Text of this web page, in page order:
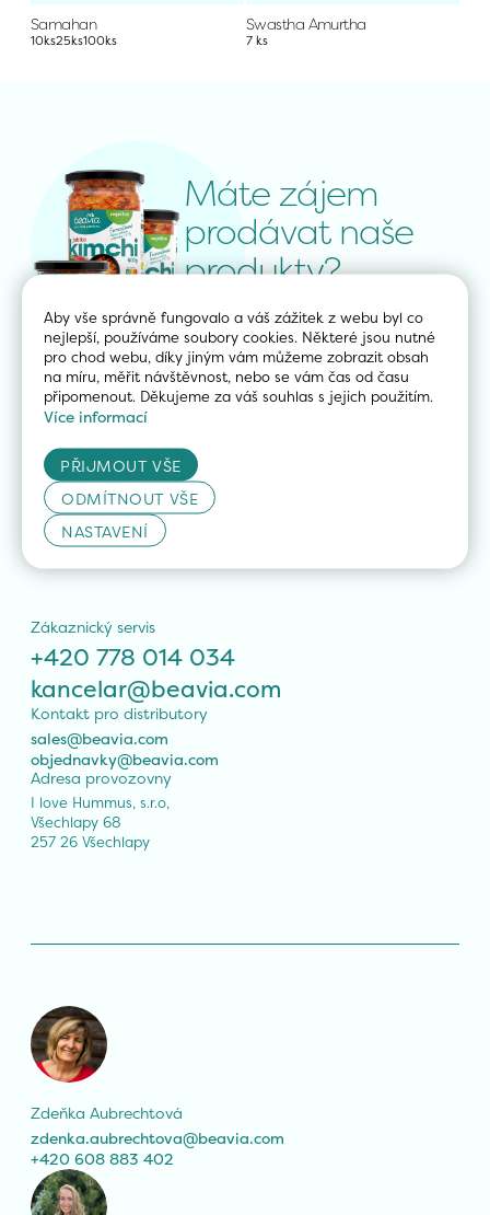
Aby vše správně fungovalo a váš zážitek z webu byl co
nejlepší, používáme soubory cookies. Některé jsou nutné
pro chod webu, díky jiným vám můžeme zobrazit obsah
na míru, měřit návštěvnost, nebo se vám čas od času
připomenout. Děkujeme za váš souhlas s jejich použitím.
Více informací
PŘIJMOUT VŠE
ODMÍTNOUT VŠE
NASTAVENÍ
Samahan
10ks25ks100ks
Swastha Amurtha
7 ks
Máte zájem
prodávat naše
produkty?
ZJISTIT VÍCE
Zákaznický servis
+420 778 014 034
kancelar@beavia.com
Kontakt pro distributory
sales@beavia.com
objednavky@beavia.com
Adresa provozovny
I love Hummus, s.r.o,
Všechlapy 68
257 26 Všechlapy
Zdeňka Aubrechtová
zdenka.aubrechtova@beavia.com
+420 608 883 402